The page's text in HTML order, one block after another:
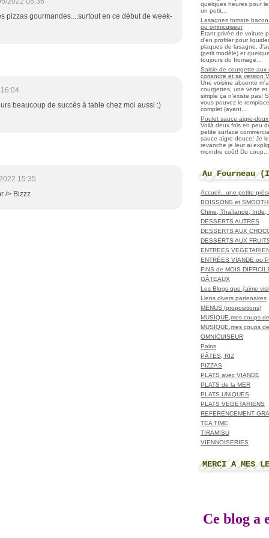
pizzas gourmandes....surtout en ce début de week-
beaucoup de succès à table chez moi aussi :)
15:35
/> Bizzz
quelques heures pour
un petit...
Lasagnes tomate
ou omnicuiseur
Etant privée de voiture
d'en profiter pour
plaques de lasagne.
(petit modèle) et
toujours du fromage...
Saisie de courgette
coriandre et sa version
Une voisine absente
courgettes, une verte
simple ça n'existe pas!
vous pouvez le
complet (ayant...
Poulet sauce aigre-
Voilà deux fois en peu
petite surface
sauce aigre douce! Je
revanche je leur ai
moindre coût! Du coup...
Au Fourneau
Accueil...une petite
BOISSONS et
Chine, Thaïlande, Inde,
DESSERTS AUTRES
DESSERTS AUX
DESSERTS AUX
ENTREES
ENTRÉES VIANDE ou
FINS de MOIS
GÂTEAUX
Les Blogs que j'aime
Liens divers partenaires
MENUS (propositions)
MUSIQUE,mes coups
MUSIQUE,mes coups
OMNICUISEUR
Pains
PÂTES, RIZ
PIZZAS
PLATS avec VIANDE
PLATS de la MER
PLATS UNIQUES
PLATS VEGETARIENS
REFERENCEMENT
TEA TIME
TIRAMISU
VIENNOISERIES
MERCI A MES
Ce blog a